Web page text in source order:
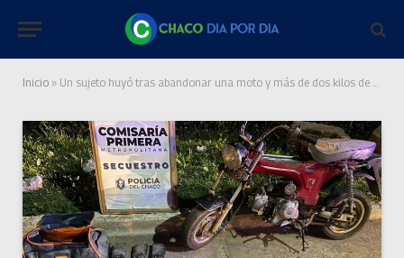
Inicio » Un sujeto huyó tras abandonar una moto y más de dos kilos de marihuana